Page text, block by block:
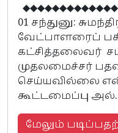
01 சந்துனு:
வேட்பாளரைப்
கட்சித்தலைவர்
முதலமைச்சர்
செய்யவில்லை
கூட்டமைப்பு
மேலும்